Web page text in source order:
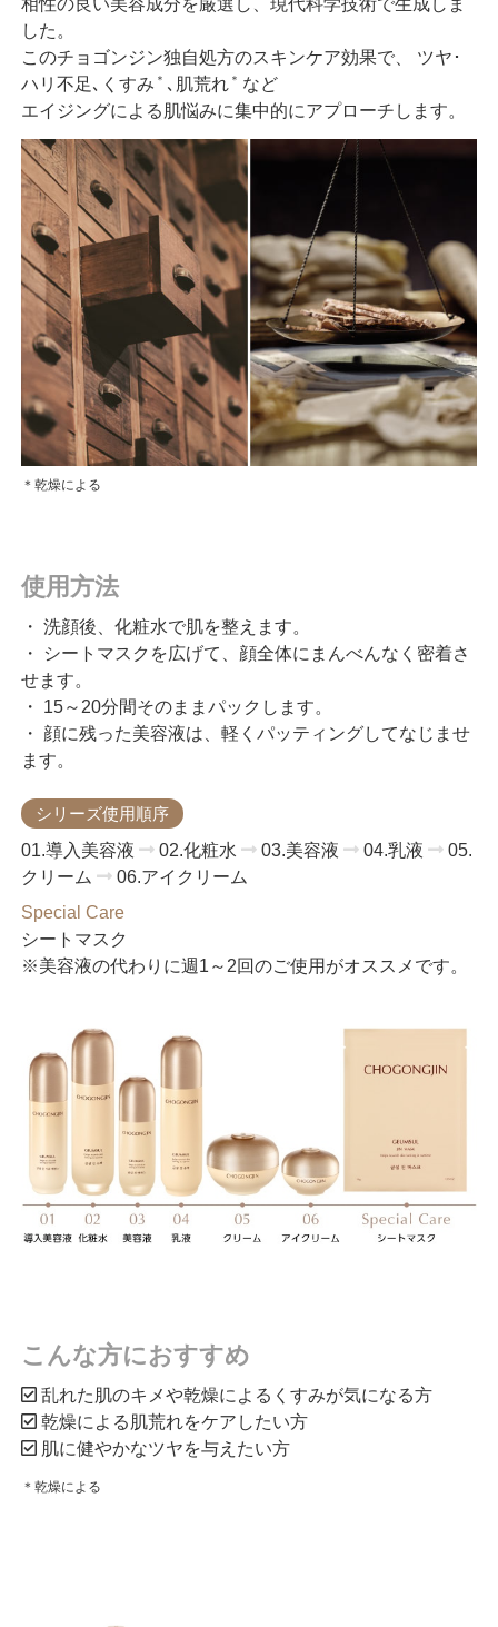
相性の良い美容成分を厳選し、現代科学技術で生成しま
した。
このチョゴンジン独自処方のスキンケア効果で、 ツヤ･
ハリ不足､くすみ ＊ ､肌荒れ ＊ など
エイジングによる肌悩みに集中的にアプローチします。
＊乾燥による
使用方法
・ 洗顔後、化粧水で肌を整えます。
・ シートマスクを広げて、顔全体にまんべんなく密着さ
せます。
・ 15～20分間そのままパックします。
・ 顔に残った美容液は、軽くパッティングしてなじませ
ます。
シリーズ使用順序
01.導入美容液
02.化粧水 03.美容液 04.乳液
05.
クリーム
06.アイクリーム
Special Care
シートマスク
※美容液の代わりに週1～2回のご使用がオススメです。
こんな方におすすめ
乱れた肌のキメや乾燥によるくすみが気になる方
乾燥による肌荒れをケアしたい方
肌に健やかなツヤを与えたい方
＊乾燥による